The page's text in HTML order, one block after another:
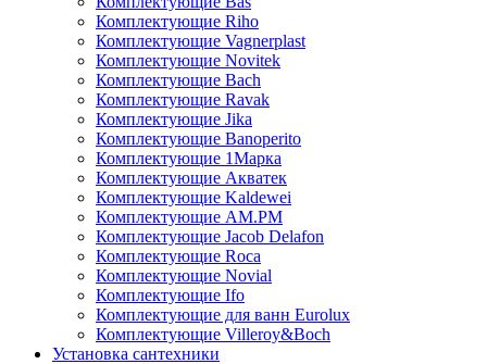
Комплектующие Riho
Комплектующие Vagnerplast
Комплектующие Novitek
Комплектующие Bach
Комплектующие Ravak
Комплектующие Jika
Комплектующие Banoperito
Комплектующие 1Марка
Комплектующие Акватек
Комплектующие Kaldewei
Комплектующие AM.PM
Комплектующие Jacob Delafon
Комплектующие Roca
Комплектующие Novial
Комплектующие Ifo
Комплектующие для ванн Eurolux
Комплектующие Villeroy&Boch
Установка сантехники